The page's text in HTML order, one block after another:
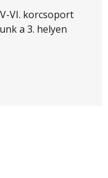
VI. korcsoport
a 3. helyen